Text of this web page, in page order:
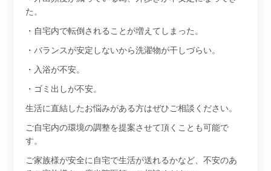
た。
・自宅内で転倒されることが増えてしまった。
・バランスが安定しないから洗濯物が干しづらい。
・入浴が不安。
・ゴミ出しが不安。
生活に直結したお悩みがある方はぜひご相談ください。
ご自宅内の環境の調整を提案させて頂くことも可能で
す。
ご家族様が安全に自宅で生活が送れるかなど、不安のあ